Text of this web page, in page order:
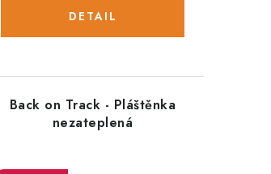
Back on Track - Pláštěnka
nezateplená